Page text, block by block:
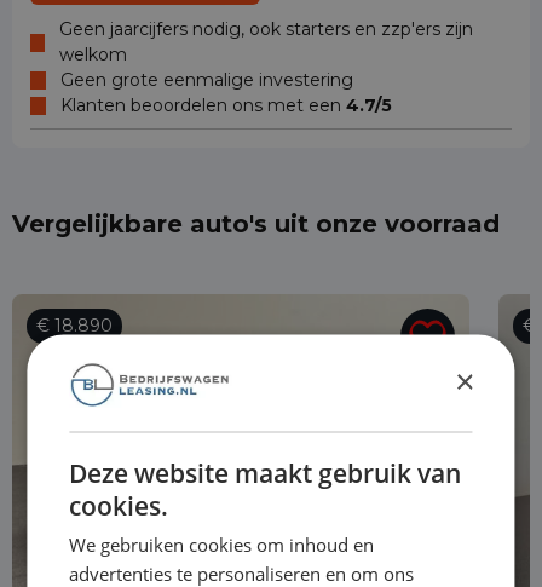
Geen jaarcijfers nodig, ook starters en zzp'ers zijn
welkom
Geen grote eenmalige investering
Klanten beoordelen ons met een 4.7/5
Vergelijkbare auto's uit onze voorraad
€ 18.890 €
×
Deze website maakt gebruik van
cookies.
We gebruiken cookies om inhoud en
advertenties te personaliseren en om ons